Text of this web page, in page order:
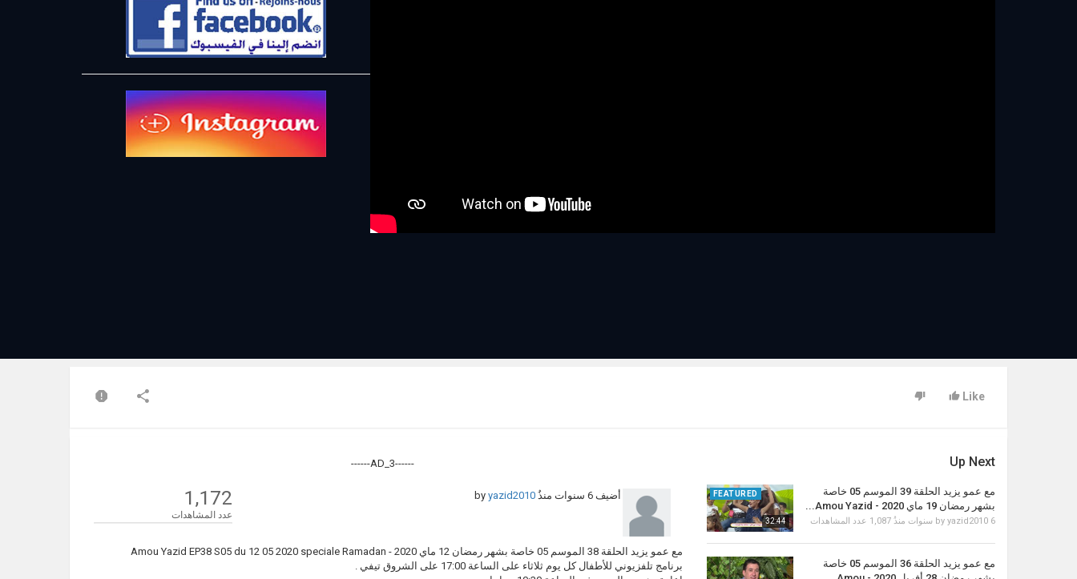
Like
------AD_3------
أضيف6 سنوات منذُ by
yazid2010
1,172
عدد المشاهدات
مع عمو يزيد الحلقة 38 الموسم 05 خاصة بشهر رمضان 12 ماي 2020 - Amou Yazid EP38 S05 du 12 05 2020 speciale Ramadan
برنامج تلفزيوني للأطفال كل يوم ثلاثاء على الساعة 17:00 على الشروق تيفي .
Up Next
32:44
FEATURED
مع عمو يزيد الحلقة 39 الموسم 05 خاصة
بشهر رمضان 19 ماي 2020 - Amou Yazid...
by yazid2010 6 سنوات منذُ 1,087 عدد المشاهدات
مع عمو يزيد الحلقة 36 الموسم 05 خاصة